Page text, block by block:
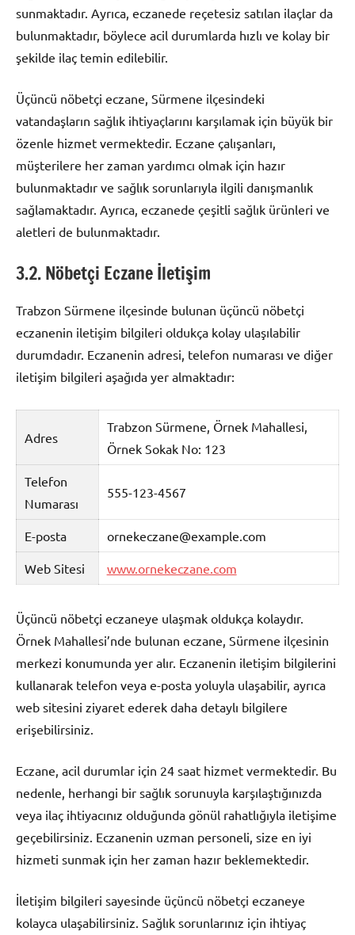
sunmaktadır. Ayrıca, eczanede reçetesiz satılan ilaçlar da
bulunmaktadır, böylece acil durumlarda hızlı ve kolay bir
şekilde ilaç temin edilebilir.
Üçüncü nöbetçi eczane, Sürmene ilçesindeki
vatandaşların sağlık ihtiyaçlarını karşılamak için büyük bir
özenle hizmet vermektedir. Eczane çalışanları,
müşterilere her zaman yardımcı olmak için hazır
bulunmaktadır ve sağlık sorunlarıyla ilgili danışmanlık
sağlamaktadır. Ayrıca, eczanede çeşitli sağlık ürünleri ve
aletleri de bulunmaktadır.
3.2. Nöbetçi Eczane İletişim
Trabzon Sürmene ilçesinde bulunan üçüncü nöbetçi
eczanenin iletişim bilgileri oldukça kolay ulaşılabilir
durumdadır. Eczanenin adresi, telefon numarası ve diğer
iletişim bilgileri aşağıda yer almaktadır:
Adres
Trabzon Sürmene, Örnek Mahallesi,
Örnek Sokak No: 123
Telefon
Numarası
555-123-4567
E-posta ornekeczane@example.com
Web Sitesi www.ornekeczane.com
Üçüncü nöbetçi eczaneye ulaşmak oldukça kolaydır.
Örnek Mahallesi’nde bulunan eczane, Sürmene ilçesinin
merkezi konumunda yer alır. Eczanenin iletişim bilgilerini
kullanarak telefon veya e-posta yoluyla ulaşabilir, ayrıca
web sitesini ziyaret ederek daha detaylı bilgilere
erişebilirsiniz.
Eczane, acil durumlar için 24 saat hizmet vermektedir. Bu
nedenle, herhangi bir sağlık sorunuyla karşılaştığınızda
veya ilaç ihtiyacınız olduğunda gönül rahatlığıyla iletişime
geçebilirsiniz. Eczanenin uzman personeli, size en iyi
hizmeti sunmak için her zaman hazır beklemektedir.
İletişim bilgileri sayesinde üçüncü nöbetçi eczaneye
kolayca ulaşabilirsiniz. Sağlık sorunlarınız için ihtiyaç